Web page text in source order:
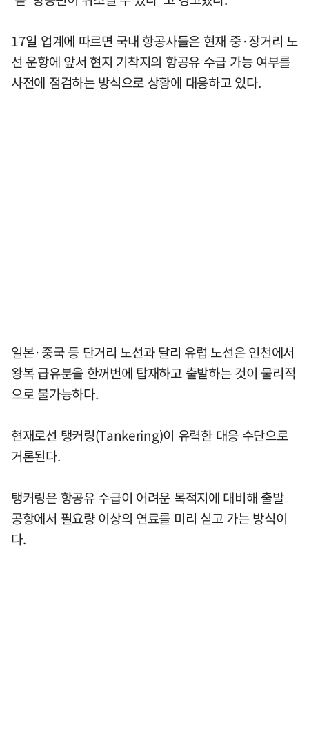
17일 업계에 따르면 국내 항공사들은 현재 중·장거리 노
선 운항에 앞서 현지 기착지의 항공유 수급 가능 여부를
사전에 점검하는 방식으로 상황에 대응하고 있다.
일본·중국 등 단거리 노선과 달리 유럽 노선은 인천에서
왕복 급유분을 한꺼번에 탑재하고 출발하는 것이 물리적
으로 불가능하다.
현재로선 탱커링(Tankering)이 유력한 대응 수단으로
거론된다.
탱커링은 항공유 수급이 어려운 목적지에 대비해 출발
공항에서 필요량 이상의 연료를 미리 싣고 가는 방식이
다.